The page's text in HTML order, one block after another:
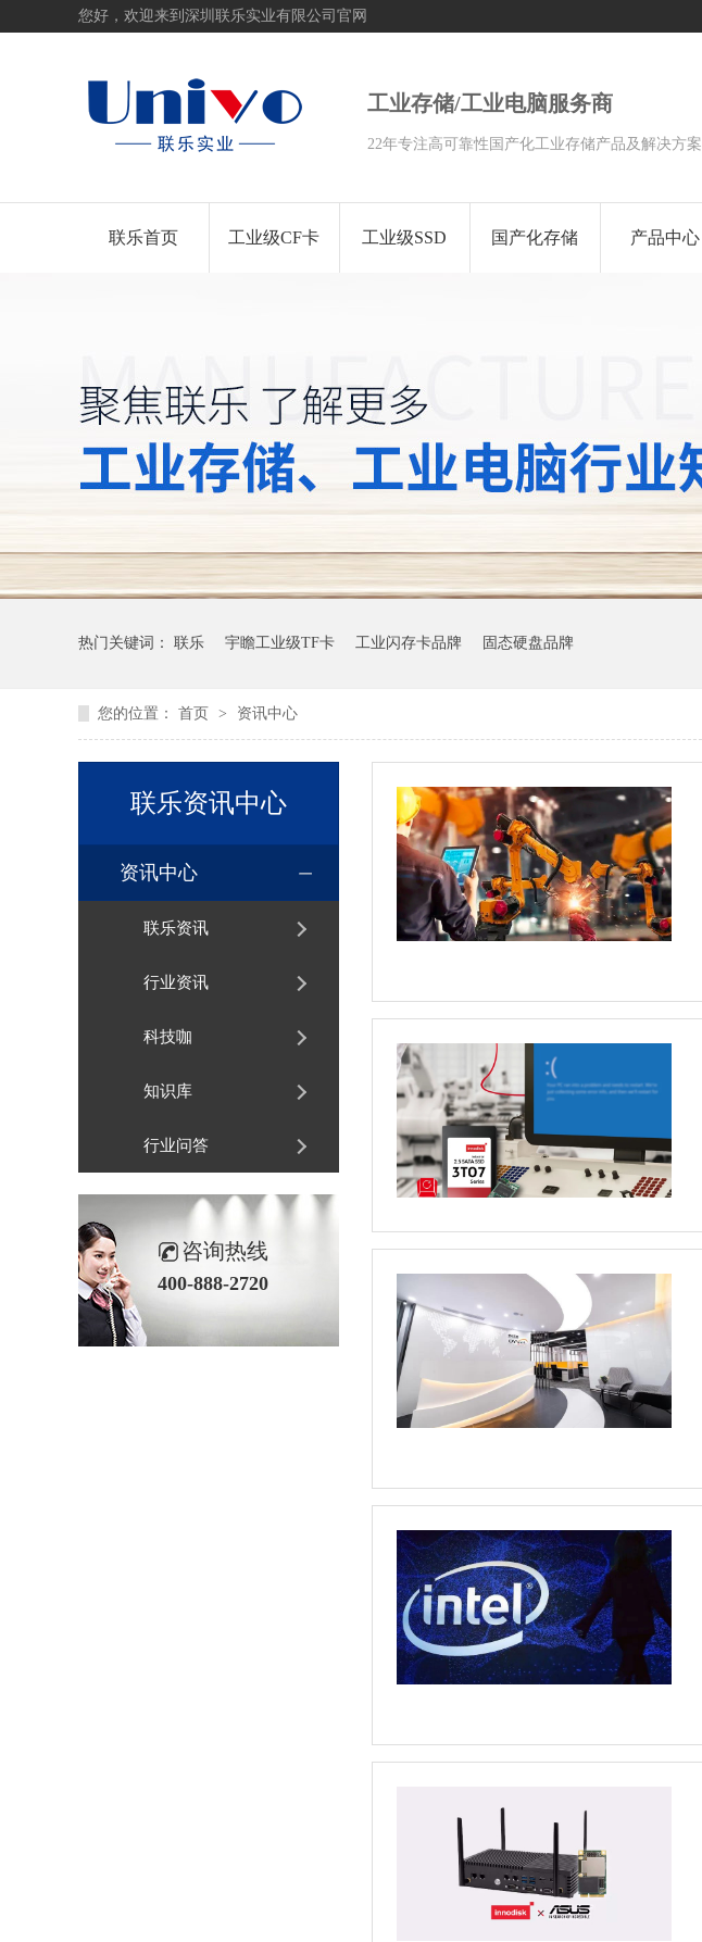
您好，欢迎来到深圳联乐实业有限公司官网
工业存储/工业电脑服务商
22年专注高可靠性国产化工业存储产品及解决方案
联乐首页 工业级CF卡 工业级SSD 国产化存储 产品中心
热门关键词： 联乐 宇瞻工业级TF卡 工业闪存卡品牌 固态硬盘品牌
您的位置： 首页 > 资讯中心
联乐资讯中心
资讯中心
联乐资讯
行业资讯
科技咖
知识库
行业问答
咨询热线
400-888-2720